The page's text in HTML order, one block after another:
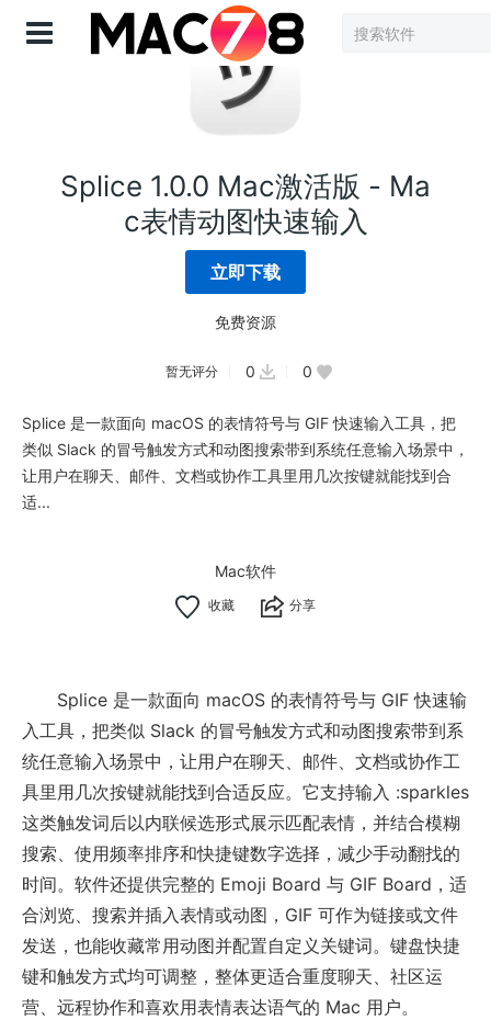
登录
Splice 1.0.0 Mac激活版 - Ma
c表情动图快速输入
立即下载
免费资源
暂无评分 0 0
Splice 是一款面向 macOS 的表情符号与 GIF 快速输入工具，把
类似 Slack 的冒号触发方式和动图搜索带到系统任意输入场景中，
让用户在聊天、邮件、文档或协作工具里用几次按键就能找到合
适...
Mac软件
分享
Splice 是一款面向 macOS 的表情符号与 GIF 快速输
入工具，把类似 Slack 的冒号触发方式和动图搜索带到系
统任意输入场景中，让用户在聊天、邮件、文档或协作工
具里用几次按键就能找到合适反应。它支持输入 :sparkles
这类触发词后以内联候选形式展示匹配表情，并结合模糊
搜索、使用频率排序和快捷键数字选择，减少手动翻找的
时间。软件还提供完整的 Emoji Board 与 GIF Board，适
合浏览、搜索并插入表情或动图，GIF 可作为链接或文件
发送，也能收藏常用动图并配置自定义关键词。键盘快捷
键和触发方式均可调整，整体更适合重度聊天、社区运
营、远程协作和喜欢用表情表达语气的 Mac 用户。